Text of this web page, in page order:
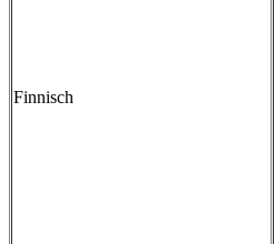
Finnisch